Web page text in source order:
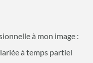
à mon image :
à temps partiel